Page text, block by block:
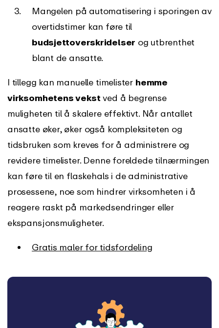
Mangelen på automatisering i sporingen av
overtidstimer kan føre til
budsjettoverskridelser og utbrenthet
blant de ansatte.
I tillegg kan manuelle timelister hemme
virksomhetens vekst ved å begrense
muligheten til å skalere effektivt. Når antallet
ansatte øker, øker også kompleksiteten og
tidsbruken som kreves for å administrere og
revidere timelister. Denne foreldede tilnærmingen
kan føre til en flaskehals i de administrative
prosessene, noe som hindrer virksomheten i å
reagere raskt på markedsendringer eller
ekspansjonsmuligheter.
Gratis maler for tidsfordeling